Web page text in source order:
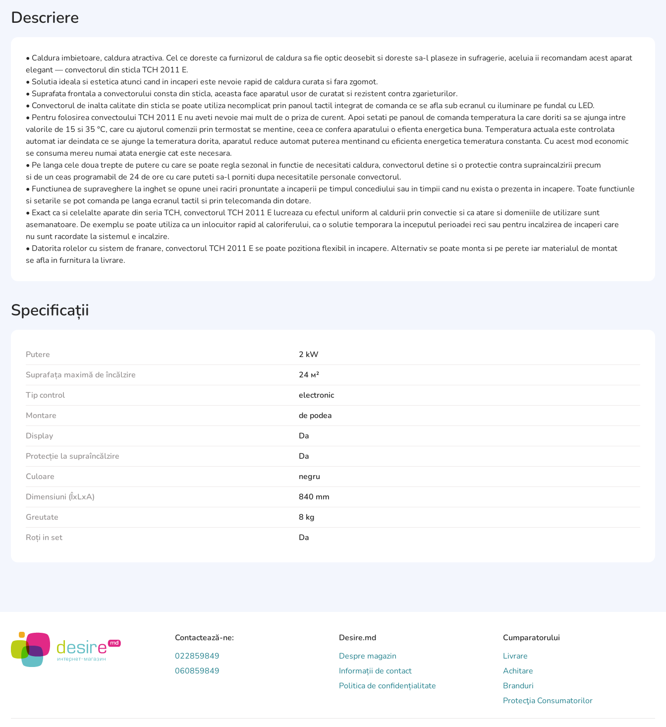
Descriere
• Caldura imbietoare, caldura atractiva. Cel ce doreste ca furnizorul de caldura sa fie optic deosebit si doreste sa-l plaseze in sufragerie, aceluia ii recomandam acest aparat
elegant — convectorul din sticla TCH 2011 E.
• Solutia ideala si estetica atunci cand in incaperi este nevoie rapid de caldura curata si fara zgomot.
• Suprafata frontala a convectorului consta din sticla, aceasta face aparatul usor de curatat si rezistent contra zgarieturilor.
• Convectorul de inalta calitate din sticla se poate utiliza necomplicat prin panoul tactil integrat de comanda ce se afla sub ecranul cu iluminare pe fundal cu LED.
• Pentru folosirea convectoului TCH 2011 E nu aveti nevoie mai mult de o priza de curent. Apoi setati pe panoul de comanda temperatura la care doriti sa se ajunga intre
valorile de 15 si 35 °C, care cu ajutorul comenzii prin termostat se mentine, ceea ce confera aparatului o efienta energetica buna. Temperatura actuala este controlata
automat iar deindata ce se ajunge la temeratura dorita, aparatul reduce automat puterea mentinand cu eficienta energetica temeratura constanta. Cu acest mod economic
se consuma mereu numai atata energie cat este necesara.
• Pe langa cele doua trepte de putere cu care se poate regla sezonal in functie de necesitati caldura, convectorul detine si o protectie contra supraincalzirii precum
si de un ceas programabil de 24 de ore cu care puteti sa-l porniti dupa necesitatile personale convectorul.
• Functiunea de supraveghere la inghet se opune unei raciri pronuntate a incaperii pe timpul concediului sau in timpii cand nu exista o prezenta in incapere. Toate functiunle
si setarile se pot comanda pe langa ecranul tactil si prin telecomanda din dotare.
• Exact ca si celelalte aparate din seria TCH, convectorul TCH 2011 E lucreaza cu efectul uniform al caldurii prin convectie si ca atare si domeniile de utilizare sunt
asemanatoare. De exemplu se poate utiliza ca un inlocuitor rapid al caloriferului, ca o solutie temporara la inceputul perioadei reci sau pentru incalzirea de incaperi care
nu sunt racordate la sistemul e incalzire.
• Datorita rolelor cu sistem de franare, convectorul TCH 2011 E se poate pozitiona flexibil in incapere. Alternativ se poate monta si pe perete iar materialul de montat
se afla in furnitura la livrare.
Specificații
Putere
2 kW
Suprafața maximă de încălzire
24 м²
Tip control
electronic
Montare
de podea
Display
Da
Protecție la supraîncălzire
Da
Culoare
negru
Dimensiuni (ÎxLxA)
840 mm
Greutate
8 kg
Roți in set
Da
Contactează-ne:
022859849
060859849
Desire.md
Despre magazin
Informații de contact
Politica de confidențialitate
Cumparatorului
Livrare
Achitare
Branduri
Protecţia Consumatorilor